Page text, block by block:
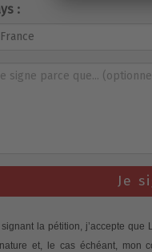
:
Je
signant la pétition, j’accepte
et, le cas échéant, mon